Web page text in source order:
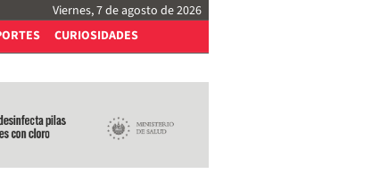
Viernes, 7 de agosto de 2026
CURIOSIDADES